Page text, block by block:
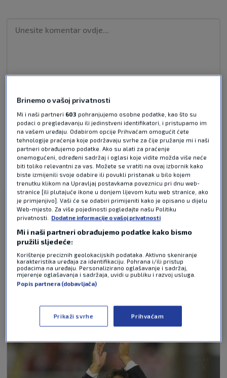
Pošalji
prije 2 mjeseci
Wrd
Trebali bi sve reprezentacije napustit svijetsko
prvenstvo
Odgovor
NAJČITANIJE VIJESTI - FIFA WORLD CUP
Brinemo o vašoj privatnosti
Mi i naši partneri 603 pohranjujemo osobne podatke, kao što su
podaci o pregledavanju ili jedinstveni identifikatori, i pristupamo im
na vašem uređaju. Odabirom opcije Prihvaćam omogućit ćete
tehnologije praćenja koje podržavaju svrhe za čije pružanje mi i naši
partneri obrađujemo podatke. Ako su alati za praćenje
onemogućeni, određeni sadržaj i oglasi koje vidite možda više neće
biti toliko relevantni za vas. Možete se vratiti na ovaj izbornik kako
biste izmijenili svoje odabire ili povukli pristanak u bilo kojem
trenutku klikom na Upravljaj postavkama poveznicu pri dnu web-
stranice [ili plutajuće ikone u donjem lijevom kutu web stranice, ako
je primjenjivo]. Vaši će se odabiri primijeniti kako je opisano u dijelu
Web-mjesto. Za više pojedinosti pogledajte našu Politiku
privatnosti. Dodatne informacije o vašoj privatnosti
Mi i naši partneri obrađujemo podatke kako bismo
pružili sljedeće:
Korištenje preciznih geolokacijskih podataka. Aktivno skeniranje
karakteristika uređaja za identifikaciju. Pohrana i/ili pristup
podacima na uređaju. Personalizirano oglašavanje i sadržaj,
mjerenje oglašavanja i sadržaja, uvidi u publiku i razvoj usluga.
Popis partnera (dobavljača)
Prikaži svrhe Prihvaćam